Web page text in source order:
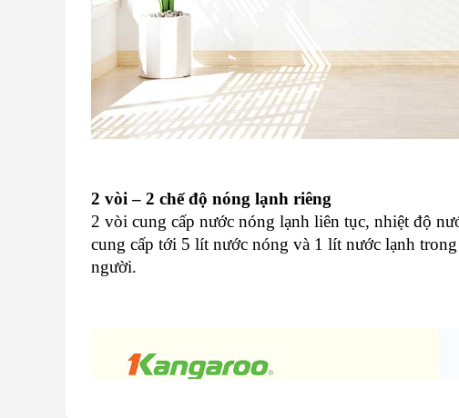
2 vòi – 2 chế độ nóng lạnh riêng
2 vòi cung cấp nước nóng lạnh liên tục, nhiệt độ
cung cấp tới 5 lít nước nóng và 1 lít nước lạnh
người.